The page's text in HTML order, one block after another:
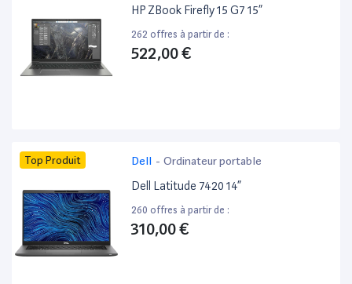
HP ZBook Firefly 15 G7 15”
262 offres à partir de :
522,00 €
Top Produit Dell - Ordinateur portable
Dell Latitude 7420 14”
260 offres à partir de :
310,00 €